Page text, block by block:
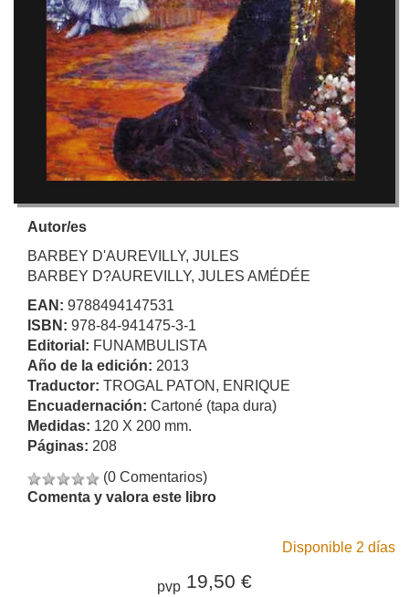
Autor/es
BARBEY D'AUREVILLY, JULES
BARBEY D?AUREVILLY, JULES AMÉDÉE
EAN: 9788494147531
ISBN: 978-84-941475-3-1
Editorial: FUNAMBULISTA
Año de la edición: 2013
Traductor: TROGAL PATON, ENRIQUE
Encuadernación: Cartoné (tapa dura)
Medidas: 120 X 200 mm.
Páginas: 208
(0 Comentarios)
Comenta y valora este libro
Disponible 2 días
pvp 19,50 €